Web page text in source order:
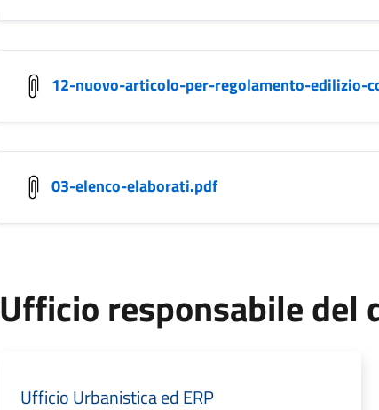
12-nuovo-articolo-per-regolamento-edilizio-
03-elenco-elaborati.pdf
Ufficio responsabile del
Ufficio Urbanistica ed ERP